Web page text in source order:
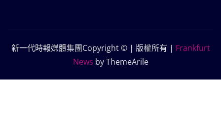
新一代時報媒體集團Copyright © | 版權所有 | Frankfurt
News by ThemeArile